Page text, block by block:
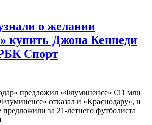
о желании
купить Джона Кеннеди
Спорт
предложил «Флуминенсе» €11 млн
отказал и «Краснодару», и
за 21-летнего футболиста